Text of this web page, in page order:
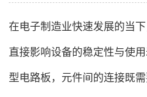
在电子制造业快速发展的当
直接影响设备的稳定性与使
型电路板，元件间的连接既